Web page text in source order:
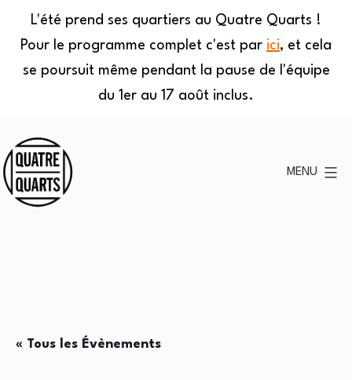
L'été prend ses quartiers au Quatre Quarts !
Pour le programme complet c'est par ici, et cela
se poursuit même pendant la pause de l'équipe
du 1er au 17 août inclus.
au
contenu
MENU
« Tous les Évènements